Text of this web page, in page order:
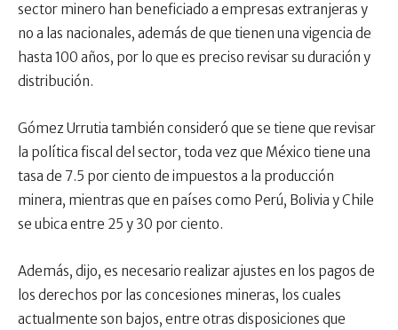
sector minero han beneficiado a empresas extranjeras y
no a las nacionales, además de que tienen una vigencia de
hasta 100 años, por lo que es preciso revisar su duración y
distribución.
Gómez Urrutia también consideró que se tiene que revisar
la política fiscal del sector, toda vez que México tiene una
tasa de 7.5 por ciento de impuestos a la producción
minera, mientras que en países como Perú, Bolivia y Chile
se ubica entre 25 y 30 por ciento.
Además, dijo, es necesario realizar ajustes en los pagos de
los derechos por las concesiones mineras, los cuales
actualmente son bajos, entre otras disposiciones que